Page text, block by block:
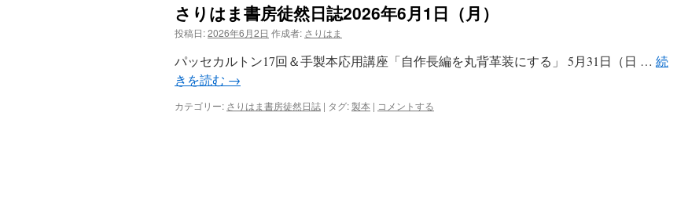
さりはま書房徒然日誌2026年6月1日（月）
投稿日:2026年6月2日 作成者: さりはま
パッセカルトン17回＆手製本応用講座「自作長編を丸背革装にする」 5月31日（日 … 続
きを読む →
カテゴリー: さりはま書房徒然日誌 | タグ:製本 | コメントする